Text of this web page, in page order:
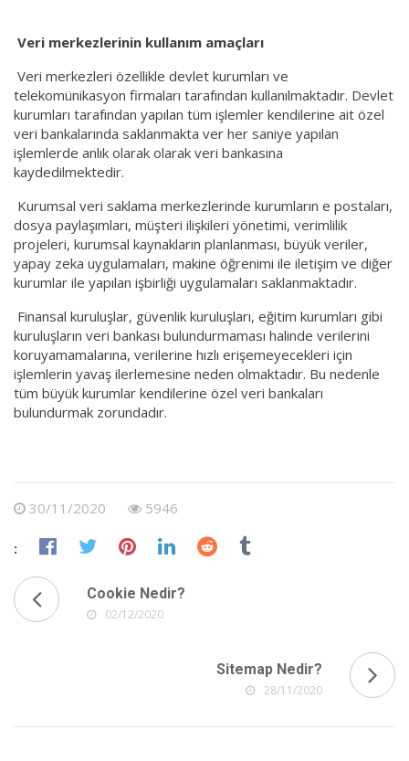
Veri merkezlerinin kullanım amaçları
Veri merkezleri özellikle devlet kurumları ve
telekomünikasyon firmaları tarafından kullanılmaktadır. Devlet
kurumları tarafından yapılan tüm işlemler kendilerine ait özel
veri bankalarında saklanmakta ver her saniye yapılan
işlemlerde anlık olarak olarak veri bankasına
kaydedilmektedir.
Kurumsal veri saklama merkezlerinde kurumların e postaları,
dosya paylaşımları, müşteri ilişkileri yönetimi, verimlilik
projeleri, kurumsal kaynakların planlanması, büyük veriler,
yapay zeka uygulamaları, makine öğrenimi ile iletişim ve diğer
kurumlar ile yapılan işbirliği uygulamaları saklanmaktadır.
Finansal kuruluşlar, güvenlik kuruluşları, eğitim kurumları gibi
kuruluşların veri bankası bulundurmaması halinde verilerini
koruyamamalarına, verilerine hızlı erişemeyecekleri için
işlemlerin yavaş ilerlemesine neden olmaktadır. Bu nedenle
tüm büyük kurumlar kendilerine özel veri bankaları
bulundurmak zorundadır.
30/11/2020 5946
:
Cookie Nedir?
02/12/2020
Sitemap Nedir?
28/11/2020